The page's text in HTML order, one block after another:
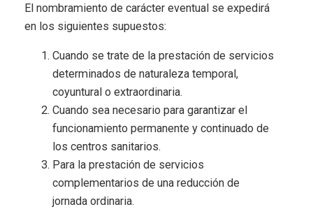
El nombramiento de carácter eventual se expedirá
en los siguientes supuestos:
Cuando se trate de la prestación de servicios
determinados de naturaleza temporal,
coyuntural o extraordinaria.
Cuando sea necesario para garantizar el
funcionamiento permanente y continuado de
los centros sanitarios.
Para la prestación de servicios
complementarios de una reducción de
jornada ordinaria.